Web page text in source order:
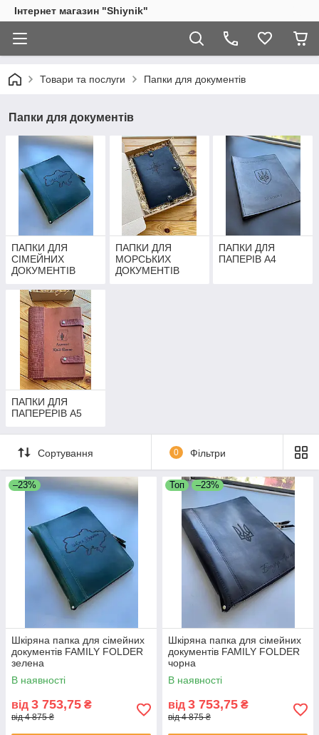
Інтернет магазин "Shiynik"
Товари та послуги Папки для документів
Папки для документів
ПАПКИ ДЛЯ
СІМЕЙНИХ
ДОКУМЕНТІВ
ПАПКИ ДЛЯ
МОРСЬКИХ
ДОКУМЕНТІВ
ПАПКИ ДЛЯ
ПАПЕРІВ А4
ПАПКИ ДЛЯ
ПАПЕРЕРІВ А5
Сортування 0 Фільтри
–23%
Шкіряна папка для сімейних
документів FAMILY FOLDER
зелена
В наявності
від 3 753,75 ₴
від 4 875 ₴
Топ –23%
Шкіряна папка для сімейних
документів FAMILY FOLDER
чорна
В наявності
від 3 753,75 ₴
від 4 875 ₴